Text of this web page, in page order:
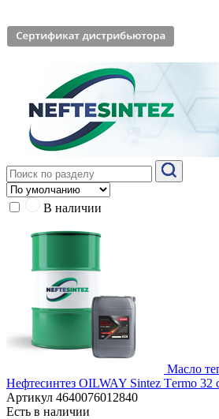
В наличии
Масло
Нефтесинтез OILWAY Sintez Тermo 32
Артикул 4640076012840
Есть в наличии